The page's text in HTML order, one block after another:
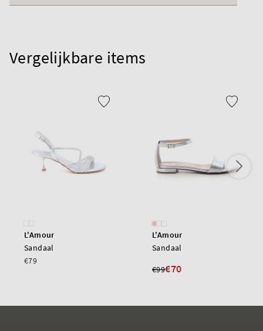
Vergelijkbare items
L'Amour
Sandaal
€79
L'Amour
Sandaal
€99€70